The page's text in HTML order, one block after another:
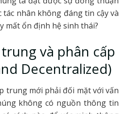
tác nhân không đáng tin cậy và
mất ổn định hệ sinh thái?
và phân cấp
Decentralized)
trung mới phải đối mặt với vấn
không có nguồn thông tin